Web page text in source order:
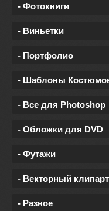
- Фотокниги
- Виньетки
- Портфолио
- Шаблоны
- Все для Photoshop
- Обложки для DVD
- Футажи
- Векторный клипарт
- Разное